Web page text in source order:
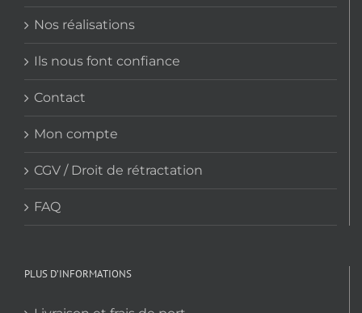
Nos réalisations
Ils nous font confiance
Contact
Mon compte
CGV / Droit de rétractation
FAQ
PLUS D’INFORMATIONS